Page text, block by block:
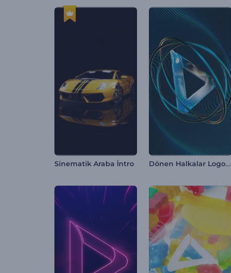
Sinematik Araba İntro Dönen Halkalar Logo Gösterimi